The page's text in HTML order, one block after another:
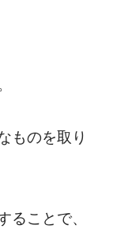
ものを取り
ることで、